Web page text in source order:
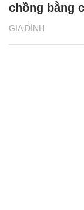
GIA ĐÌNH
chồng bằng